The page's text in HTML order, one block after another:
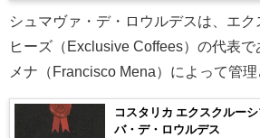
シュマヴァ・デ・ロウルデスは、エ
ヒーズ（Exclusive Coffees）の代表で
メナ（Francisco Mena）によって管理
コスタリカ エクスクルー
バ・デ・ロウルデス